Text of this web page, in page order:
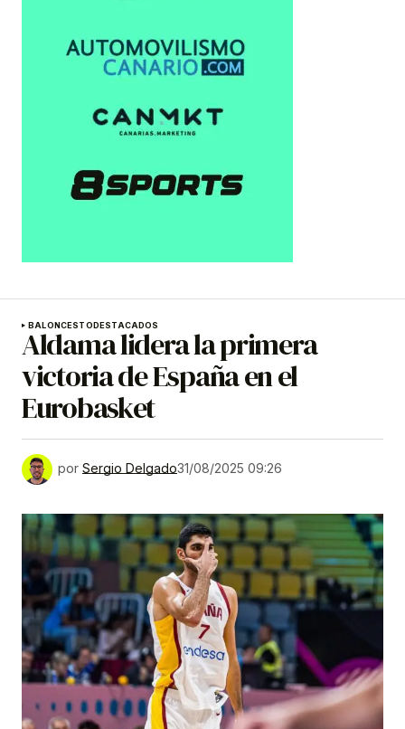
BALONCESTODESTACADOS
Aldama lidera la primera
victoria de España en el
Eurobasket
por Sergio Delgado31/08/2025 09:26